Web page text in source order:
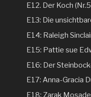
E12. Der Koch
E13: Die
E14: Raleigh
E15: Pattie sue
E16: Der
E17: Anna-Gracia
E18: Zarak